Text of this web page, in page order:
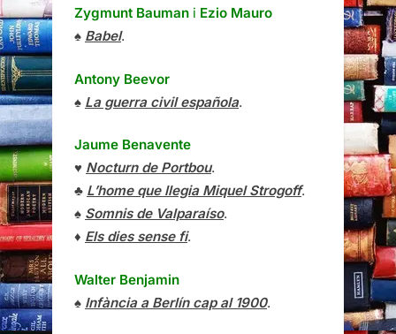
Zygmunt Bauman i Ezio Mauro
♠ Babel.
Antony Beevor
♠ La guerra civil española.
Jaume Benavente
♥ Nocturn de Portbou.
♣ L’home que llegia Miquel Strogoff.
♠ Somnis de Valparaíso.
♦ Els dies sense fi.
Walter Benjamin
♠ Infància a Berlín cap al 1900.